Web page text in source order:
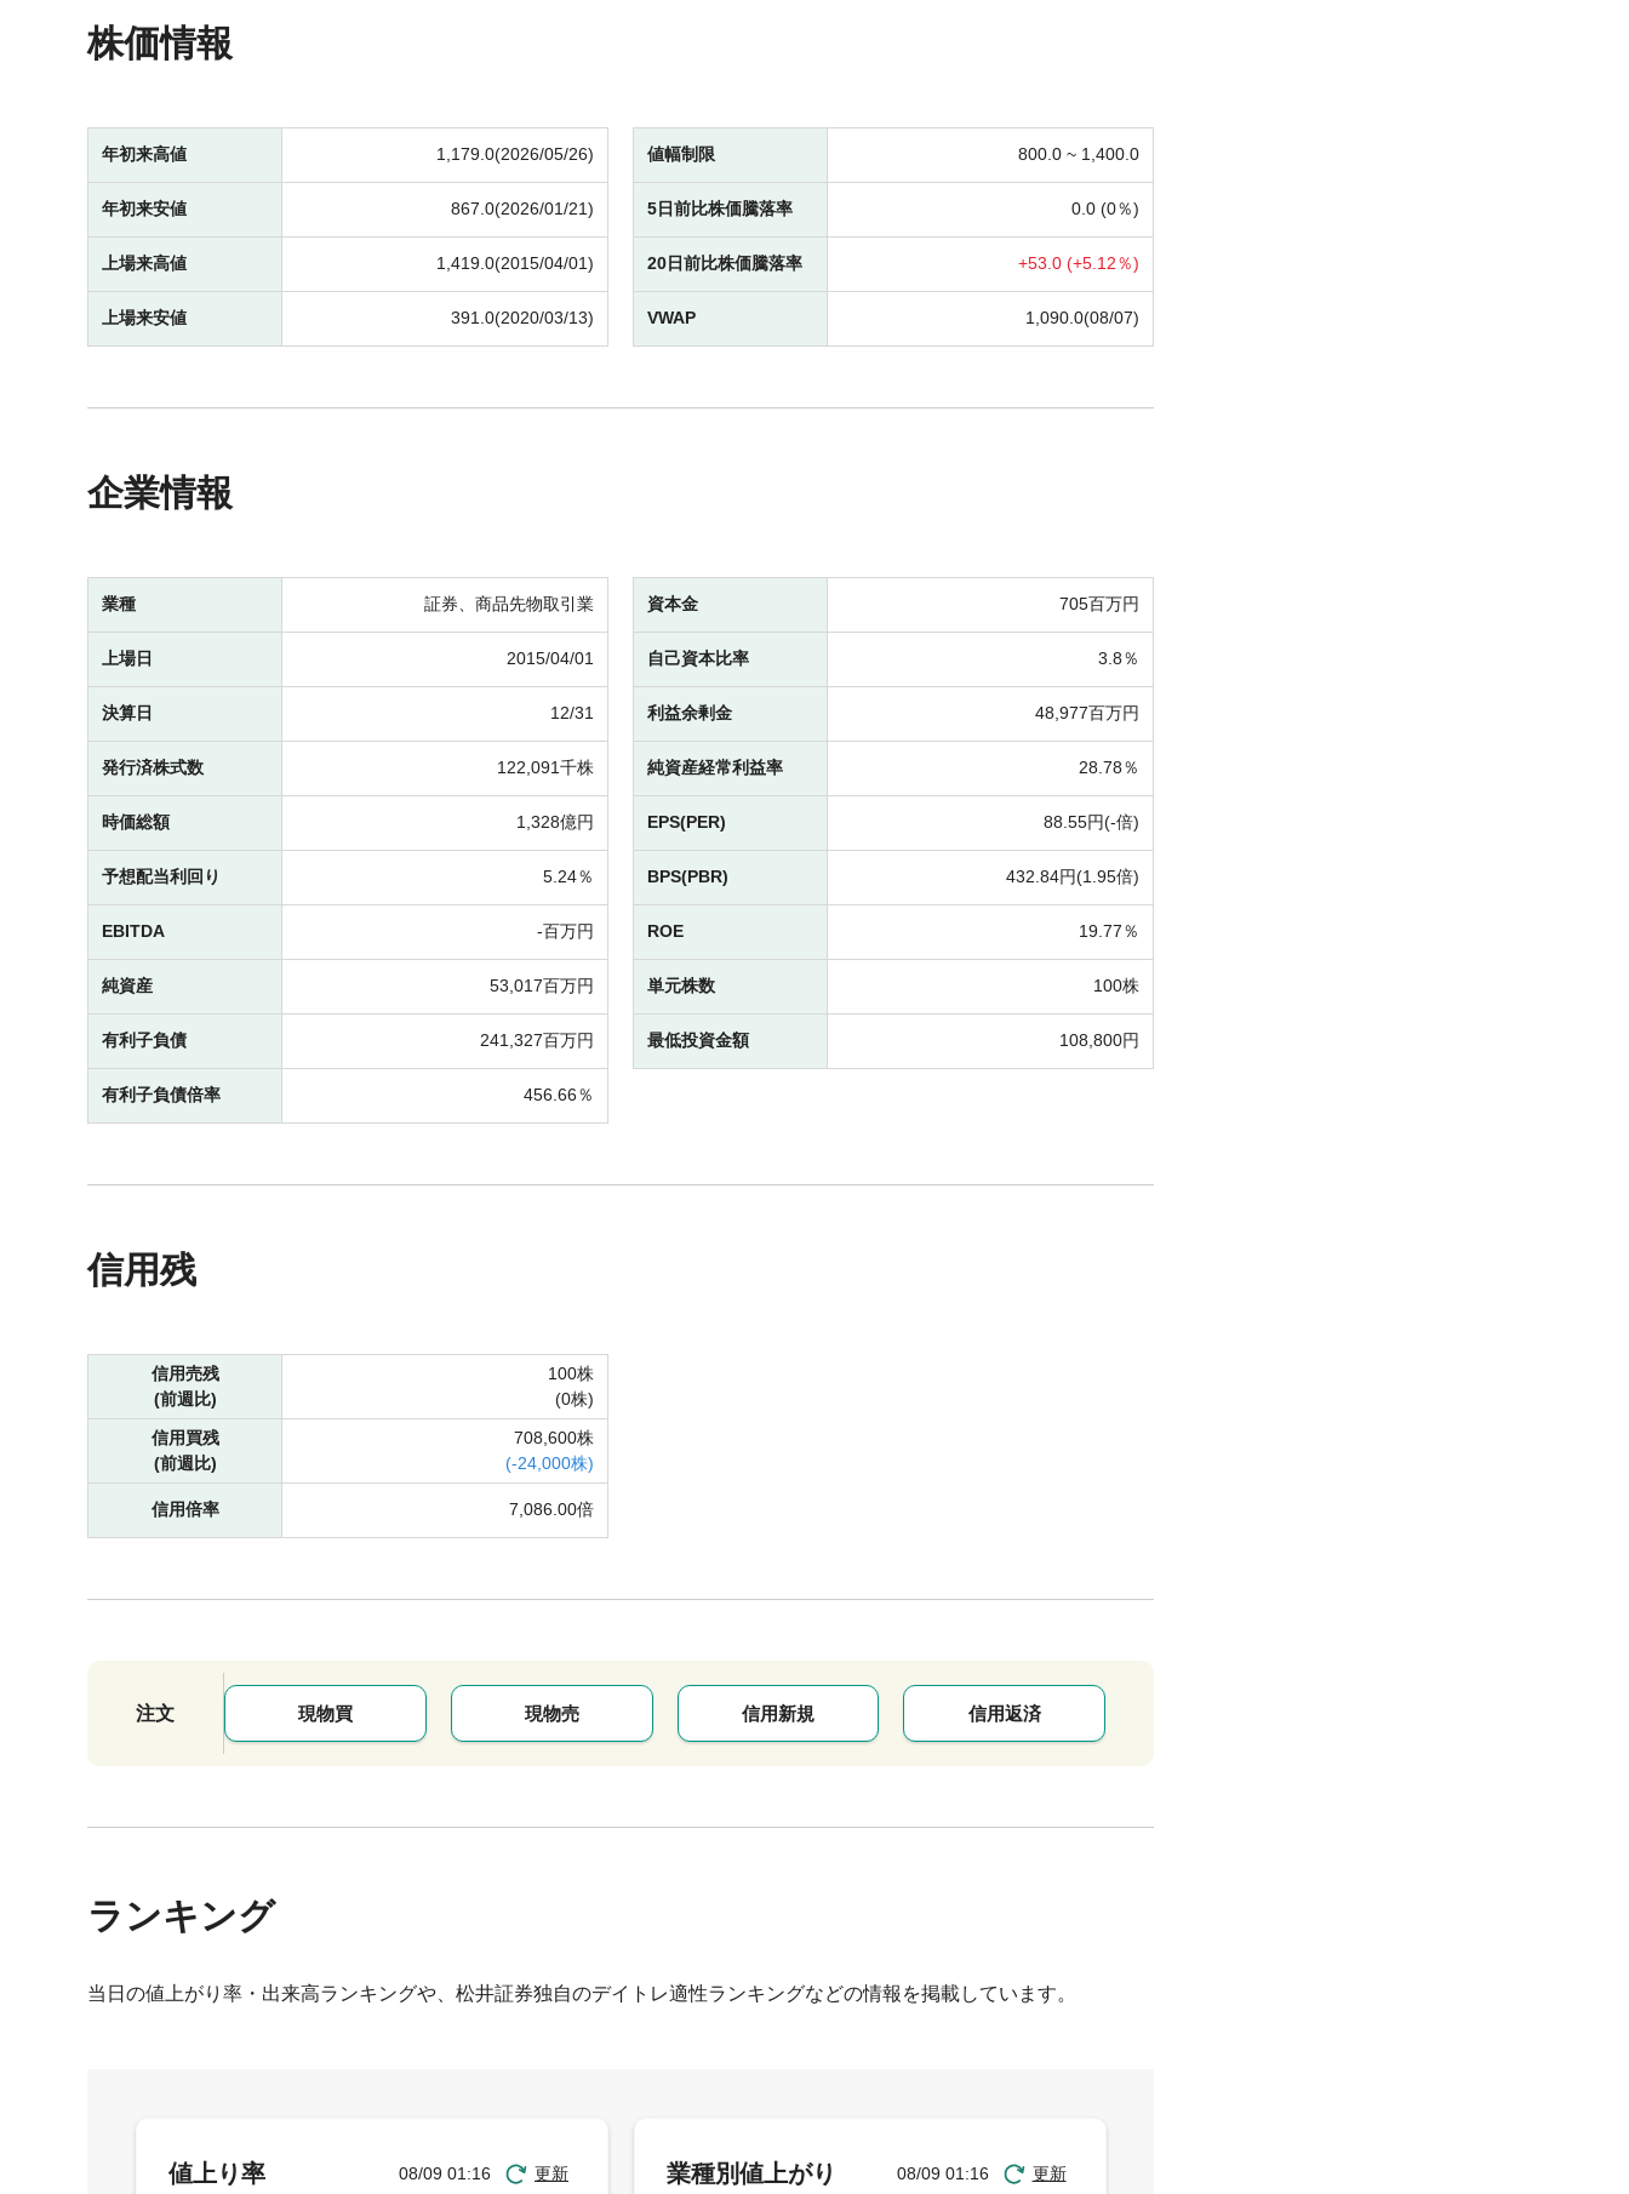
株価情報
年初来高値 1,179.0(2026/05/26)
年初来安値 867.0(2026/01/21)
上場来高値 1,419.0(2015/04/01)
上場来安値 391.0(2020/03/13)
値幅制限 800.0 ~ 1,400.0
5日前比株価騰落率 0.0 (0％)
20日前比株価騰落率 +53.0 (+5.12％)
VWAP 1,090.0(08/07)
企業情報
業種 証券、商品先物取引業
上場日 2015/04/01
決算日 12/31
発行済株式数 122,091千株
時価総額 1,328億円
予想配当利回り 5.24％
EBITDA -百万円
純資産 53,017百万円
有利子負債 241,327百万円
有利子負債倍率 456.66％
資本金 705百万円
自己資本比率 3.8％
利益余剰金 48,977百万円
純資産経常利益率 28.78％
EPS(PER) 88.55円(-倍)
BPS(PBR) 432.84円(1.95倍)
ROE 19.77％
単元株数 100株
最低投資金額 108,800円
信用残
信用売残
(前週比)
100株
(0株)
信用買残
(前週比)
708,600株
(-24,000株)
信用倍率 7,086.00倍
注文 現物買 現物売 信用新規 信用返済
ランキング
当日の値上がり率・出来高ランキングや、松井証券独自のデイトレ適性ランキングなどの情報を掲載しています。